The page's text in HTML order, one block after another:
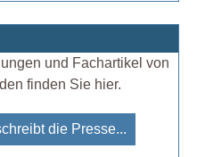
und Fachartikel von
finden Sie hier.
die Presse...